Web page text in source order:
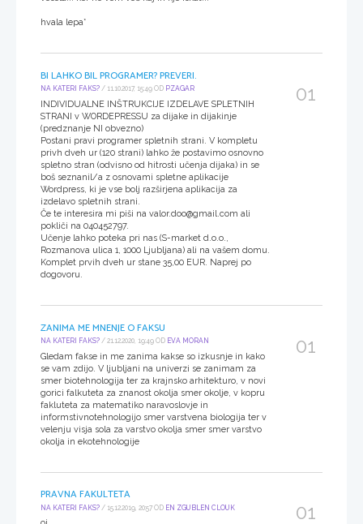
hvala lepa*
BI LAHKO BIL PROGRAMER? PREVERI.
NA KATERI FAKS? / 11.10.2017, 15:49 OD PZAGAR
INDIVIDUALNE INŠTRUKCIJE IZDELAVE SPLETNIH
STRANI v WORDEPRESSU za dijake in dijakinje
(predznanje NI obvezno)
Postani pravi programer spletnih strani. V kompletu
privh dveh ur (120 strani) lahko že postavimo osnovno
spletno stran (odvisno od hitrosti učenja dijaka) in se
boš seznanil/a z osnovami spletne aplikacije
Wordpress, ki je vse bolj razširjena aplikacija za
izdelavo spletnih strani.
Če te interesira mi piši na valor.doo@gmail.com ali
pokliči na 040452797.
Učenje lahko poteka pri nas (S-market d.o.o.,
Rozmanova ulica 1, 1000 Ljubljana) ali na vašem domu.
Komplet prvih dveh ur stane 35,00 EUR. Naprej po
dogovoru.
01
ZANIMA ME MNENJE O FAKSU
NA KATERI FAKS? / 21.12.2020, 19:49 OD EVA MORAN
Gledam fakse in me zanima kakse so izkusnje in kako
se vam zdijo. V ljubljani na univerzi se zanimam za
smer biotehnologija ter za krajnsko arhitekturo, v novi
gorici falkuteta za znanost okolja smer okolje, v kopru
fakluteta za matematiko naravoslovje in
informstivnotehnologijo smer varstvena biologija ter v
velenju visja sola za varstvo okolja smer smer varstvo
okolja in ekotehnologije
01
PRAVNA FAKULTETA
NA KATERI FAKS? / 15.12.2019, 20:57 OD EN ZGUBLEN CLOUK 01